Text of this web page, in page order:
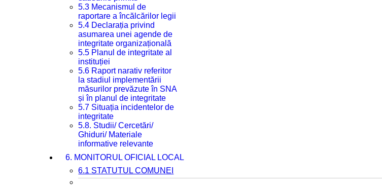
5.3 Mecanismul de
raportare a încălcărilor legii
5.4 Declarația privind
asumarea unei agende de
integritate organizațională
5.5 Planul de integritate al
instituției
5.6 Raport narativ referitor
la stadiul implementării
măsurilor prevăzute în SNA
și în planul de integritate
5.7 Situația incidentelor de
integritate
5.8. Studii/ Cercetări/
Ghiduri/ Materiale
informative relevante
6. MONITORUL OFICIAL LOCAL
6.1 STATUTUL COMUNEI